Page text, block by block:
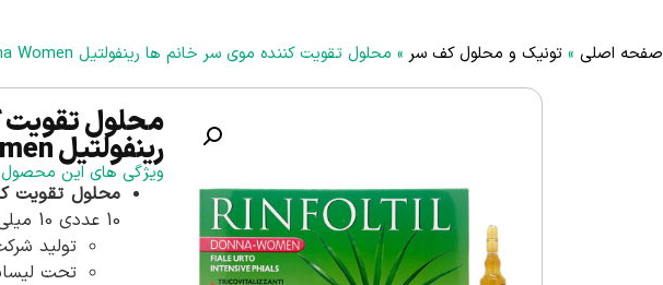
صفحه اصلی » تونیک و محلول کف سر » محلول تقویت کننده موی سر خانم ها رینفولتیل Rinfoltil Donna Women
محلول تقویت
رینفولتیل Rinfoltil Donna Women
ویژگی های این محصول
محلول تقویت
10 عددی 10 میلی‌لیتری
تولید
تحت